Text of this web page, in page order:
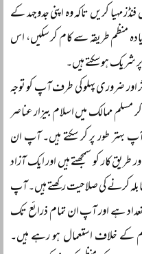
مہیا کریں تاکہ وہ اپنی جدوجہد کے
منظم طریقہ سے کام کر سکیں، اس
شریک ہو سکتے ہیں۔
ضروری پہلو کی طرف آپ کو توجہ
کر مسلم ممالک میں اسلام بیزار عناصر
بہتر طور پر کر سکتے ہیں۔ آپ ان
کار کو سمجھتے ہیں اور ایک آزاد
کرنے کی صلاحیت رکھتے ہیں۔ آپ
ہے اور آپ ان تمام ذرائع تک
کے خلاف استعمال ہو رہے ہیں۔